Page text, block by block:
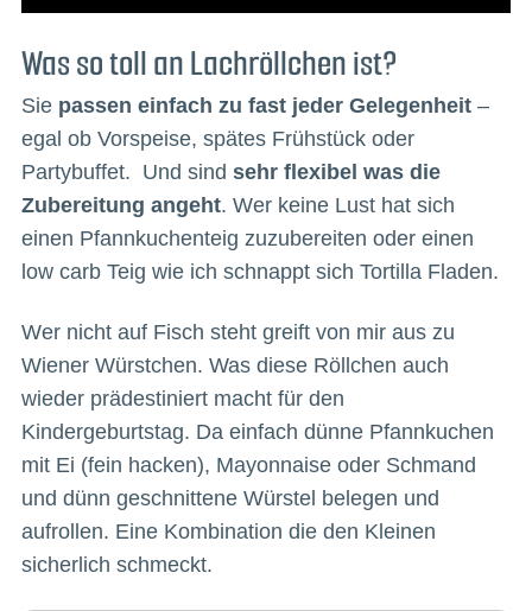
Was so toll an Lachröllchen ist?
Sie passen einfach zu fast jeder Gelegenheit–
egal ob Vorspeise, spätes Frühstück oder
Partybuffet. Und sind sehr flexibel was die
Zubereitung angeht. Wer keine Lust hat sich
einen Pfannkuchenteig zuzubereiten oder einen
low carb Teig wie ich schnappt sich Tortilla Fladen.
Wer nicht auf Fisch steht greift von mir aus zu
Wiener Würstchen. Was diese Röllchen auch
wieder prädestiniert macht für den
Kindergeburtstag. Da einfach dünne Pfannkuchen
mit Ei (fein hacken), Mayonnaise oder Schmand
und dünn geschnittene Würstel belegen und
aufrollen. Eine Kombination die den Kleinen
sicherlich schmeckt.